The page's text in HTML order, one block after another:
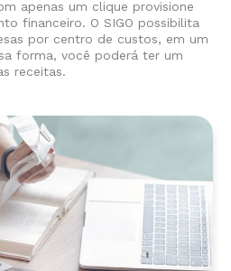
apenas um clique provisione
financeiro. O SIGO possibilita
por centro de custos, em um
forma, você poderá ter um
receitas.